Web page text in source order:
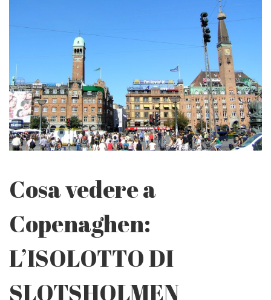
Cosa vedere a
Copenaghen:
L’ISOLOTTO DI
SLOTSHOLMEN